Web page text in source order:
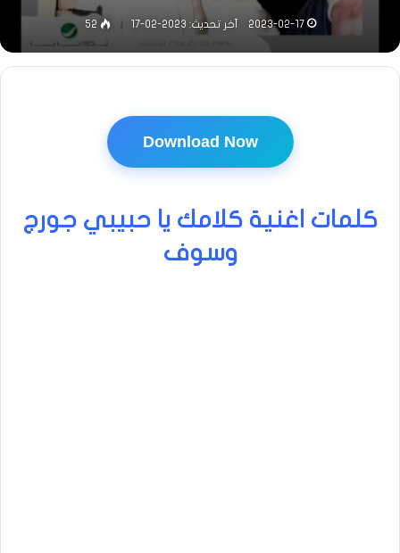
2023-02-17 آخر تحديث: 2023-02-17 52
Download Now
كلمات اغنية كلامك يا حبيبي جورج
وسوف